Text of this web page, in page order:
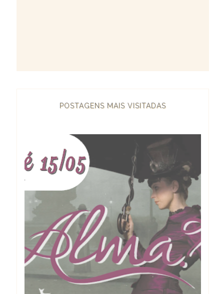
POSTAGENS MAIS VISITADAS